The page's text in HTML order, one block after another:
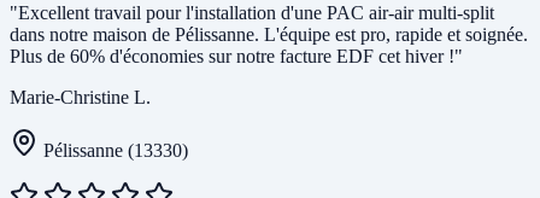
"Excellent travail pour l'installation d'une PAC air-air multi-split
dans notre maison de Pélissanne. L'équipe est pro, rapide et soignée.
Plus de 60% d'économies sur notre facture EDF cet hiver !"
Marie-Christine L.
Pélissanne (13330)